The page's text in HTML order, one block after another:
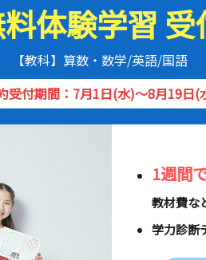
体験学習 受
【教科】算数・数学/英語/国語
受付期間：7月1日(水)～8月19日(
1週間
教材費な
学力診断